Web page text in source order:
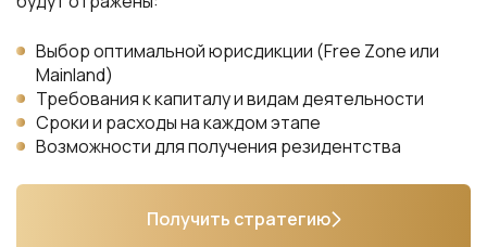
Выбор оптимальной юрисдикции (Free Zone или
Mainland)
Требования к капиталу и видам деятельности
Сроки и расходы на каждом этапе
Возможности для получения резидентства
Получить стратегию